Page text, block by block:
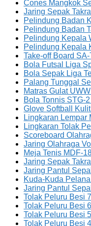
Cones Mangkok
Jaring Sepak
Pelindung Badan
Pelindung Badan
Pelindung Kepala
Pelindung Kepala
Take-off Board
Bola Futsal Liga
Bola Sepak Liga
Palang Tunggal
Matras Gulat
Bola Tonnis STG-
Glove Softball
Lingkaran Lempar
Lingkaran Tolak
Scoreboard
Jaring Olahraga
Meja Tenis MDF-
Jaring Sepak
Jaring Pantul
Kuda-Kuda
Jaring Pantul
Tolak Peluru Besi
Tolak Peluru Besi
Tolak Peluru Besi
Tolak Peluru Besi